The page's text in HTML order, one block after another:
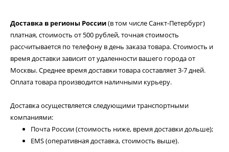
Доставка в регионы России(в том числе Санкт-Петербург)
платная, стоимость от 500 рублей, точная стоимость
рассчитывается по телефону в день заказа товара. Стоимость и
время доставки зависит от удаленности вашего города от
Москвы. Среднее время доставки товара составляет 3-7 дней.
Оплата товара производится наличными курьеру.
Доставка осуществляется следующими транспортными
компаниями:
Почта России (стоимость ниже, время доставки дольше);
EMS (оперативная доставка, стоимость выше).